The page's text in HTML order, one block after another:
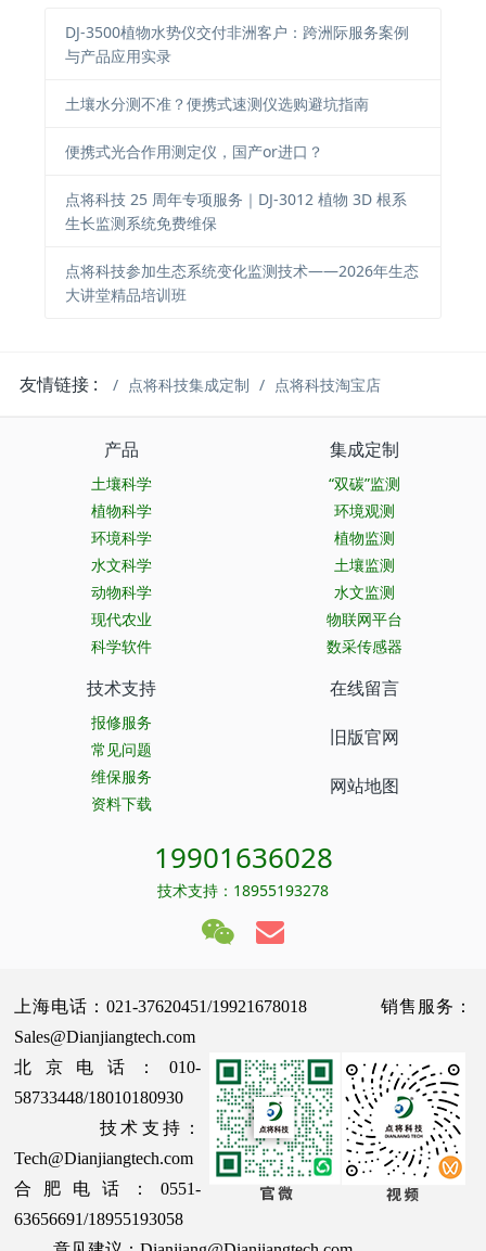
DJ-3500植物水势仪交付非洲客户：跨洲际服务案例
与产品应用实录
土壤水分测不准？便携式速测仪选购避坑指南
便携式光合作用测定仪，国产or进口？
点将科技 25 周年专项服务｜DJ-3012 植物 3D 根系
生长监测系统免费维保
点将科技参加生态系统变化监测技术——2026年生态
大讲堂精品培训班
友情链接 : 点将科技集成定制 点将科技淘宝店
产品
土壤科学
植物科学
环境科学
水文科学
动物科学
现代农业
科学软件
集成定制
“双碳”监测
环境观测
植物监测
土壤监测
水文监测
物联网平台
数采传感器
技术支持
报修服务
常见问题
维保服务
资料下载
在线留言
旧版官网
网站地图
19901636028
技术支持：18955193278
上海电话：021-37620451/19921678018 销售服务：
Sales@Dianjiangtech.com
北京电话：010-
58733448/18010180930
技术支持：
Tech@Dianjiangtech.com
合肥电话：0551-
63656691/18955193058